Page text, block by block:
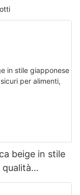
beige in stile
al